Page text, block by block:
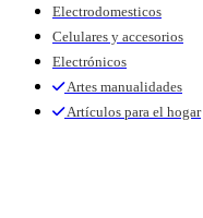
Electrodomesticos
Celulares y accesorios
Electrónicos
Artes manualidades
Artículos para el hogar